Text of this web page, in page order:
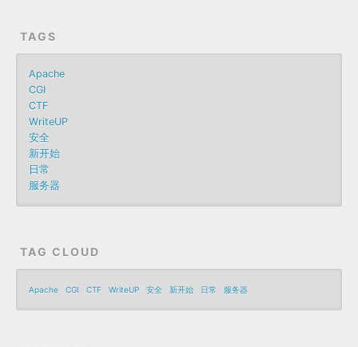
TAGS
Apache
CGI
CTF
WriteUP
安全
新开始
日常
服务器
TAG CLOUD
Apache CGI CTF WriteUP 安全 新开始 日常 服务器